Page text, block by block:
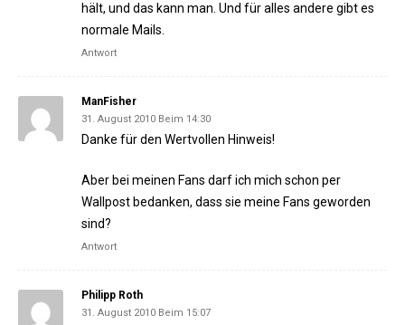
hält, und das kann man. Und für alles andere gibt es
normale Mails.
Antwort
ManFisher
31. August 2010 Beim 14:30
Danke für den Wertvollen Hinweis!
Aber bei meinen Fans darf ich mich schon per
Wallpost bedanken, dass sie meine Fans geworden
sind?
Antwort
Philipp Roth
31. August 2010 Beim 15:07